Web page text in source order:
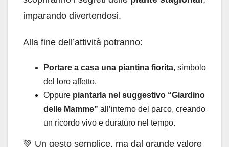
imparando divertendosi.
Alla fine dell’attività potranno:
Portare a casa una piantina fiorita, simbolo
del loro affetto.
Oppure piantarla nel suggestivo “Giardino
delle Mamme” all’interno del parco, creando
un ricordo vivo e duraturo nel tempo.
💚 Un gesto semplice, ma dal grande valore